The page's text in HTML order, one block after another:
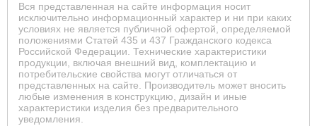
Вся представленная на сайте информация носит
исключительно информационный характер и ни при каких
условиях не является публичной офертой, определяемой
положениями Статей 435 и 437 Гражданского кодекса
Российской Федерации. Технические характеристики
продукции, включая внешний вид, комплектацию и
потребительские свойства могут отличаться от
представленных на сайте. Производитель может вносить
любые изменения в конструкцию, дизайн и иные
характеристики изделия без предварительного
уведомления.